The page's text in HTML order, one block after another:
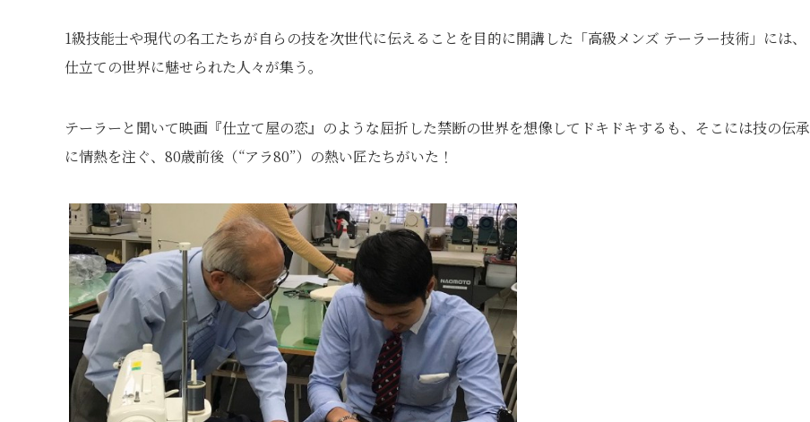
1級技能士や現代の名工たちが自らの技を次世代に伝えることを目的に開講した「高級メンズ テーラー技術」には、
仕立ての世界に魅せられた人々が集う。
テーラーと聞いて映画『仕立て屋の恋』のような屈折した禁断の世界を想像してドキドキするも、そこには技の伝承
に情熱を注ぐ、80歳前後（“アラ80”）の熱い匠たちがいた！